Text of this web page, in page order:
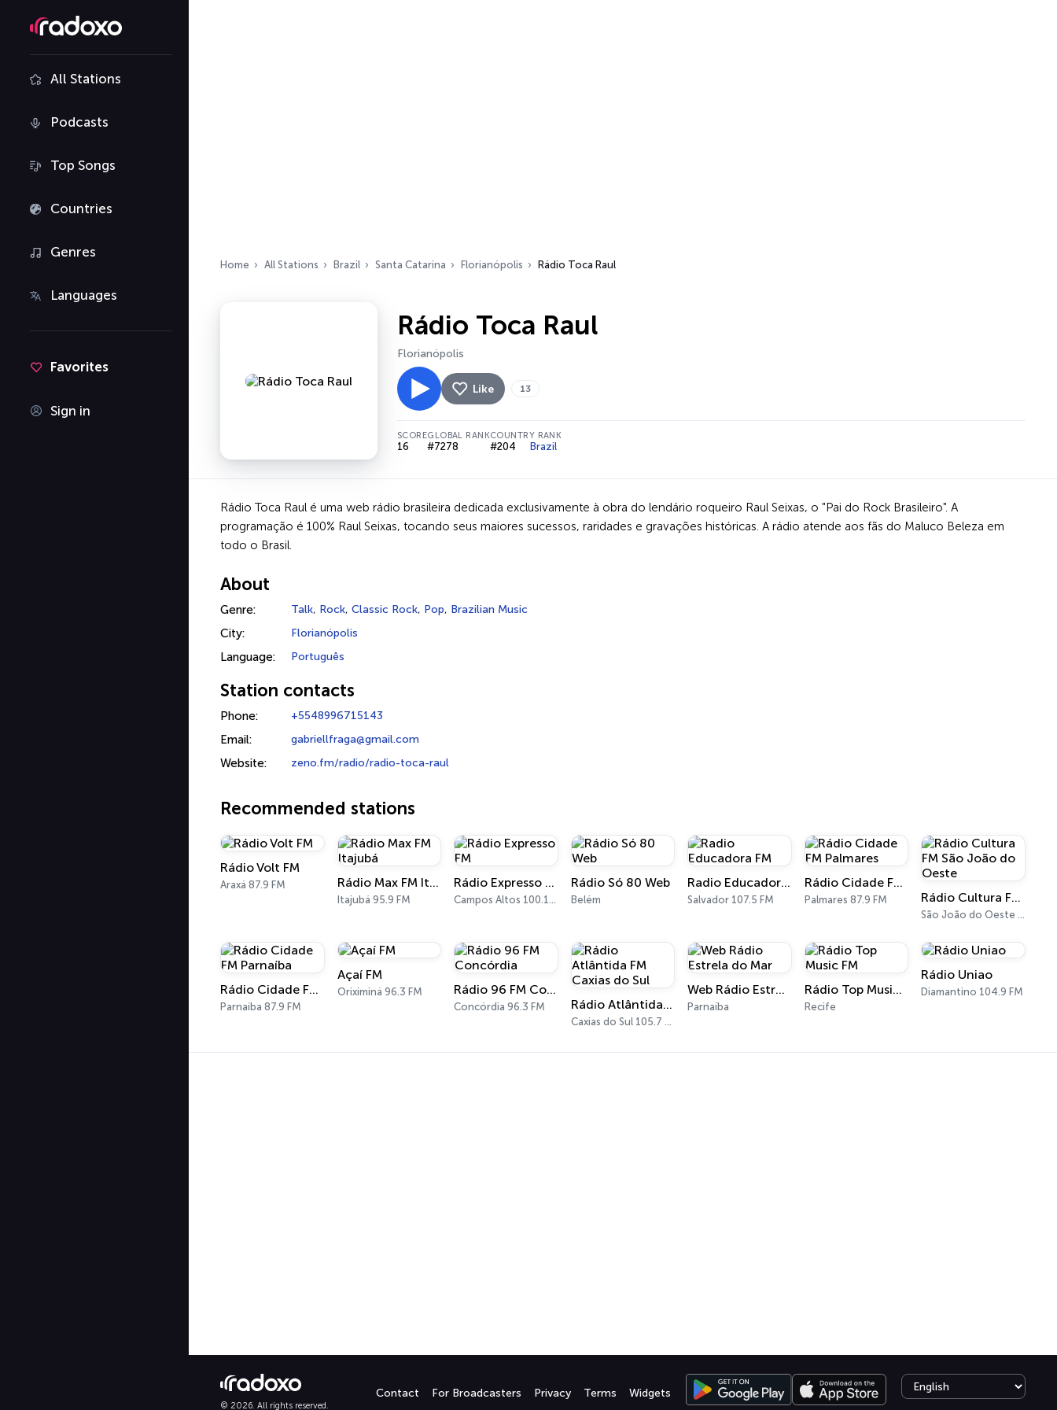
All Stations
Podcasts
Top Songs
Countries
Genres
Languages
Favorites
Sign in
Home All Stations Brazil Santa Catarina Florianópolis Rádio Toca Raul
Rádio Toca Raul
Florianópolis
Like 13
SCORE
16
GLOBAL RANK
#7278
COUNTRY RANK
#204 Brazil
Rádio Toca Raul é uma web rádio brasileira dedicada exclusivamente à obra do lendário roqueiro Raul Seixas, o "Pai do Rock Brasileiro". A
programação é 100% Raul Seixas, tocando seus maiores sucessos, raridades e gravações históricas. A rádio atende aos fãs do Maluco Beleza em
todo o Brasil.
About
Genre: Talk, Rock, Classic Rock, Pop, Brazilian Music
City: Florianópolis
Language: Português
Station contacts
Phone: +5548996715143
Email: gabriellfraga@gmail.com
Website: zeno.fm/radio/radio-toca-raul
Recommended stations
Rádio Volt FM
Araxá 87.9 FM Rádio Max FM Itajubá
Itajubá 95.9 FM
Rádio Expresso FM
Campos Altos 100.1 FM
Rádio Só 80 Web
Belém
Radio Educadora FM
Salvador 107.5 FM
Rádio Cidade FM Palmares
Palmares 87.9 FM Rádio Cultura FM São João do Oeste
São João do Oeste 87.9 FM
Rádio Cidade FM Parnaíba
Parnaíba 87.9 FM
Açaí FM
Oriximiná 96.3 FM Rádio 96 FM Concórdia
Concórdia 96.3 FM Rádio Atlântida FM Caxias do Sul
Caxias do Sul 105.7 FM
Web Rádio Estrela do Mar
Parnaíba
Rádio Top Music FM
Recife
Rádio Uniao
Diamantino 104.9 FM
© 2026. All rights reserved.
Contact For Broadcasters Privacy Terms Widgets
Select language